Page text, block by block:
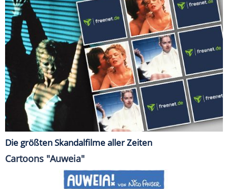
Die größten Skandalfilme aller Zeiten
Cartoons "Auweia"